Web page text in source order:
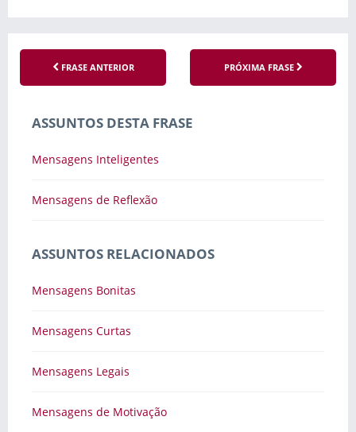
FRASE ANTERIOR PRÓXIMA FRASE
ASSUNTOS DESTA FRASE
Mensagens Inteligentes
Mensagens de Reflexão
ASSUNTOS RELACIONADOS
Mensagens Bonitas
Mensagens Curtas
Mensagens Legais
Mensagens de Motivação